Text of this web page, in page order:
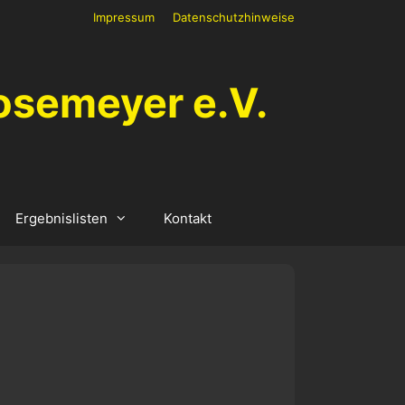
Impressum Datenschutzhinweise
e.V.
Ergebnislisten Kontakt